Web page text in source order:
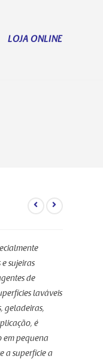
LOJA ONLINE
sujeiras
de
laváveis
geladeiras,
é
em pequena
a superfície a